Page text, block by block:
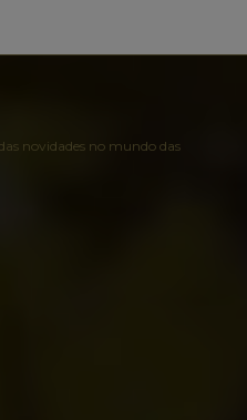
novidades no mundo das